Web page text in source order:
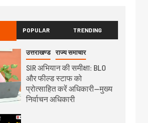
POPULAR TRENDING
उत्तराखण्ड राज्य समाचार
SIR अभियान की समीक्षा: BLO
और फील्ड स्टाफ को
प्रोत्साहित करें अधिकारी—मुख्य
निर्वाचन अधिकारी